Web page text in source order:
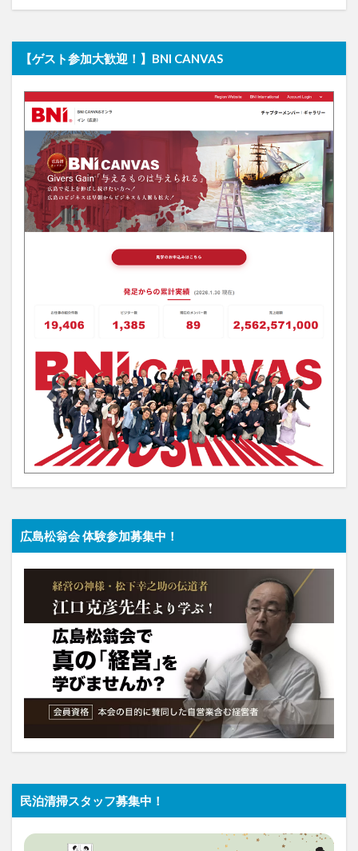
【ゲスト参加大歓迎！】BNI CANVAS
広島松翁会 体験参加募集中！
民泊清掃スタッフ募集中！